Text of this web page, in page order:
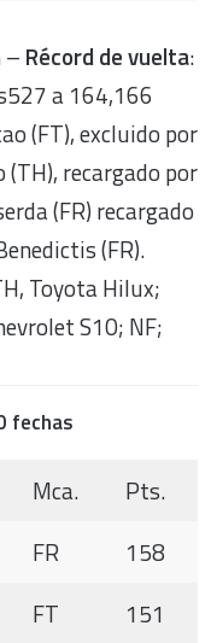
– Récord de vuelta:
a 164,166
(FT), excluido por
recargado por
(FR) recargado
(FR).
Toyota Hilux;
S10; NF;
fechas
Mca.
Pts.
FR
158
FT
151